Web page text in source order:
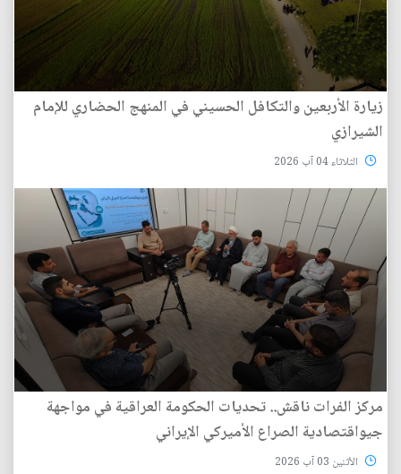
زيارة الأربعين والتكافل الحسيني في المنهج الحضاري للإمام
الشيرازي
الثلاثاء 04 آب 2026
مركز الفرات ناقش.. تحديات الحكومة العراقية في مواجهة
جيواقتصادية الصراع الأميركي الإيراني
الأثنين 03 آب 2026